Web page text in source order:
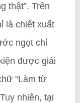
thật”. Trên
là chiết xuất
ngọt chỉ
được giải
“Làm từ
nhiên, tại